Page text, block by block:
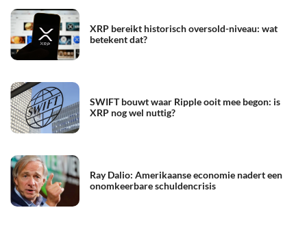
XRP bereikt historisch oversold-niveau: wat
betekent dat?
SWIFT bouwt waar Ripple ooit mee begon: is
XRP nog wel nuttig?
Ray Dalio: Amerikaanse economie nadert een
onomkeerbare schuldencrisis